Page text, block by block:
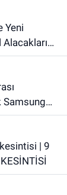
Geliyor
Samsung